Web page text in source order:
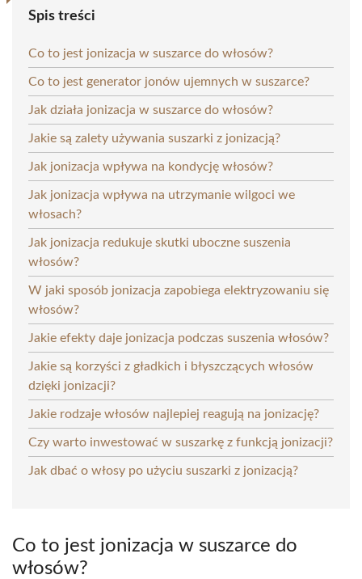
Spis treści
Co to jest jonizacja w suszarce do włosów?
Co to jest generator jonów ujemnych w suszarce?
Jak działa jonizacja w suszarce do włosów?
Jakie są zalety używania suszarki z jonizacją?
Jak jonizacja wpływa na kondycję włosów?
Jak jonizacja wpływa na utrzymanie wilgoci we
włosach?
Jak jonizacja redukuje skutki uboczne suszenia
włosów?
W jaki sposób jonizacja zapobiega elektryzowaniu się
włosów?
Jakie efekty daje jonizacja podczas suszenia włosów?
Jakie są korzyści z gładkich i błyszczących włosów
dzięki jonizacji?
Jakie rodzaje włosów najlepiej reagują na jonizację?
Czy warto inwestować w suszarkę z funkcją jonizacji?
Jak dbać o włosy po użyciu suszarki z jonizacją?
Co to jest jonizacja w suszarce do
włosów?